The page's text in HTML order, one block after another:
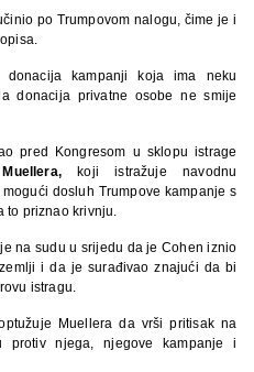
po Trumpovom nalogu, čime je i
kampanji koja ima neku
donacija privatne osobe ne smije
pred Kongresom u sklopu istrage
koji istražuje navodnu
dosluh Trumpove kampanje s
to priznao krivnju.
na sudu u srijedu da je Cohen iznio
i da je surađivao znajući da bi
istragu.
Muellera da vrši pritisak na
protiv njega, njegove kampanje i